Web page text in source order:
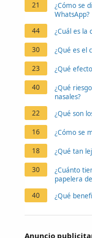
21
¿Cómo se
WhatsApp?
44
¿Cuál es la
30 ¿Qué es el
23 ¿Qué
40
¿Qué
nasales?
22
¿Qué son
16 ¿Cómo se
18 ¿Qué tan
30
¿Cuánto
papelera
40
¿Qué
Anuncio